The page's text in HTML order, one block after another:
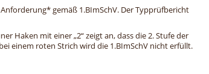
gemäß 1.BImSchV. Der Typprüfbericht
Haken mit einer „2“ zeigt an, dass die 2. Stufe der
einem roten Strich wird die 1.BImSchV nicht erfüllt.